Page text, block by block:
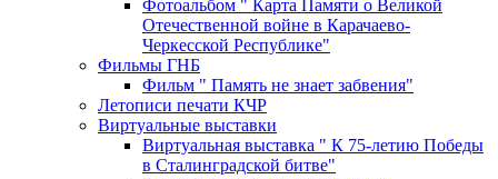
Фотоальбом " Карта Памяти о Великой
Отечественной войне в Карачаево-
Черкесской Республике"
Фильмы ГНБ
Фильм " Память не знает забвения"
Летописи печати КЧР
Виртуальные выставки
Виртуальная выставка " К 75-летию Победы
в Сталинградской битве"